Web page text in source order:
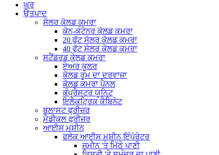
ਘਰ
ਉਤਪਾਦ
ਸੋਲਰ ਕੋਲਡ ਕਮਰਾ
ਕੋਨ-ਕੰਟੇਨਰ ਕੋਲਡ ਕਮਰਾ
20 ਫੁੱਟ ਸੋਲਰ ਕੋਲਡ ਕਮਰਾ
40 ਫੁੱਟ ਸੋਲਰ ਕੋਲਡ ਕਮਰਾ
ਸਟੈਂਡਰਡ ਕੋਲਡ ਕਮਰਾ
ਏਅਰ ਕੂਲਰ
ਕੋਲਡ ਰੂਮ ਦਾ ਦਰਵਾਜ਼ਾ
ਕੋਲਡ ਕਮਰਾ ਪੈਨਲ
ਕੰਪ੍ਰੈਸਟਰ ਯੂਨਿਟ
ਇਲੈਕਟ੍ਰਿਕ ਕੈਬਿਨੇਟ
ਬਲਾਸਟ ਫ੍ਰੀਜ਼ਰ
ਮੈਡੀਕਲ ਫ੍ਰੀਜ਼ਰ
ਆਈਸ ਮਸ਼ੀਨ
ਫਲੇਕ ਆਈਸ ਮਸ਼ੀਨ ਇੰਪੋਰੇਟਰ
ਜ਼ਮੀਨ 'ਤੇ ਮਿੱਠੇ ਪਾਣੀ